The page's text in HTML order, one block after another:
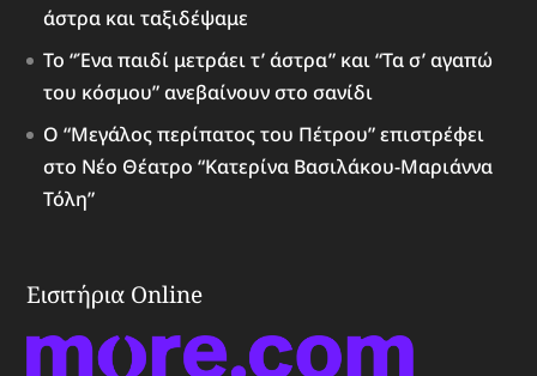
άστρα και ταξιδέψαμε
Το “Ένα παιδί μετράει τ’ άστρα” και “Τα σ’ αγαπώ
του κόσμου” ανεβαίνουν στο σανίδι
Ο “Μεγάλος περίπατος του Πέτρου” επιστρέφει
στο Νέο Θέατρο “Κατερίνα Βασιλάκου-Μαριάννα
Τόλη”
Εισιτήρια Online